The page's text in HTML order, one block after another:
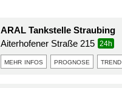
ARAL Tankstelle Straubing
Aiterhofener Straße 215
24h
mehr infos prognose trend